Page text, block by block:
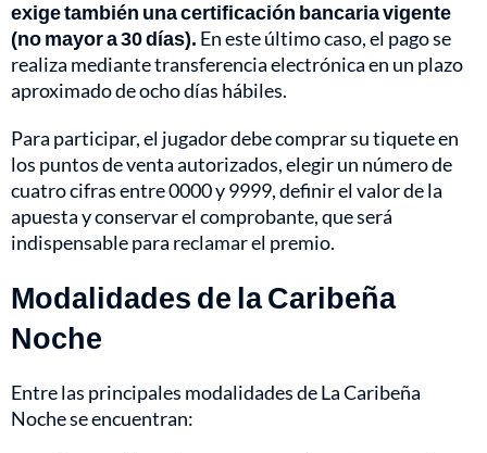
exige también una certificación bancaria vigente
(no mayor a 30 días). En este último caso, el pago se
realiza mediante transferencia electrónica en un plazo
aproximado de ocho días hábiles.
Para participar, el jugador debe comprar su tiquete en
los puntos de venta autorizados, elegir un número de
cuatro cifras entre 0000 y 9999, definir el valor de la
apuesta y conservar el comprobante, que será
indispensable para reclamar el premio.
Modalidades de la Caribeña
Noche
Entre las principales modalidades de La Caribeña
Noche se encuentran: